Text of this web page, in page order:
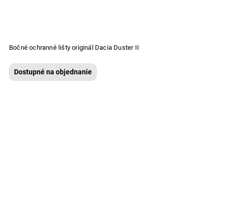
Bočné ochranné lišty originál Dacia Duster II
Dostupné na objednanie